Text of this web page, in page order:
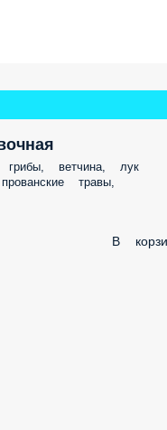
ветчина, лук
травы,
В